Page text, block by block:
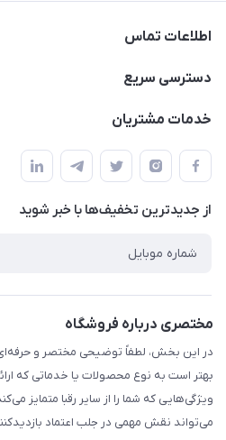
اطلاعات تماس
۰۲۱۰۰۰۰۰۰۰۰
دسترسی سریع
حساب کاربری
لیست محصولات
درباره ما
خدمات مشتریان
قوانین و مقررات
حریم خصوصی
راهنما
از جدید‌ترین تخفیف‌ها با‌ خبر شوید
مختصری درباره فروشگاه
در این بخش، لطفاً توضیحی مختصر و حرفه‌ای
بهتر است به نوع محصولات یا خدماتی که
ویژگی‌هایی که شما را از سایر رقبا متمایز
می‌تواند نقش مهمی در جلب اعتماد